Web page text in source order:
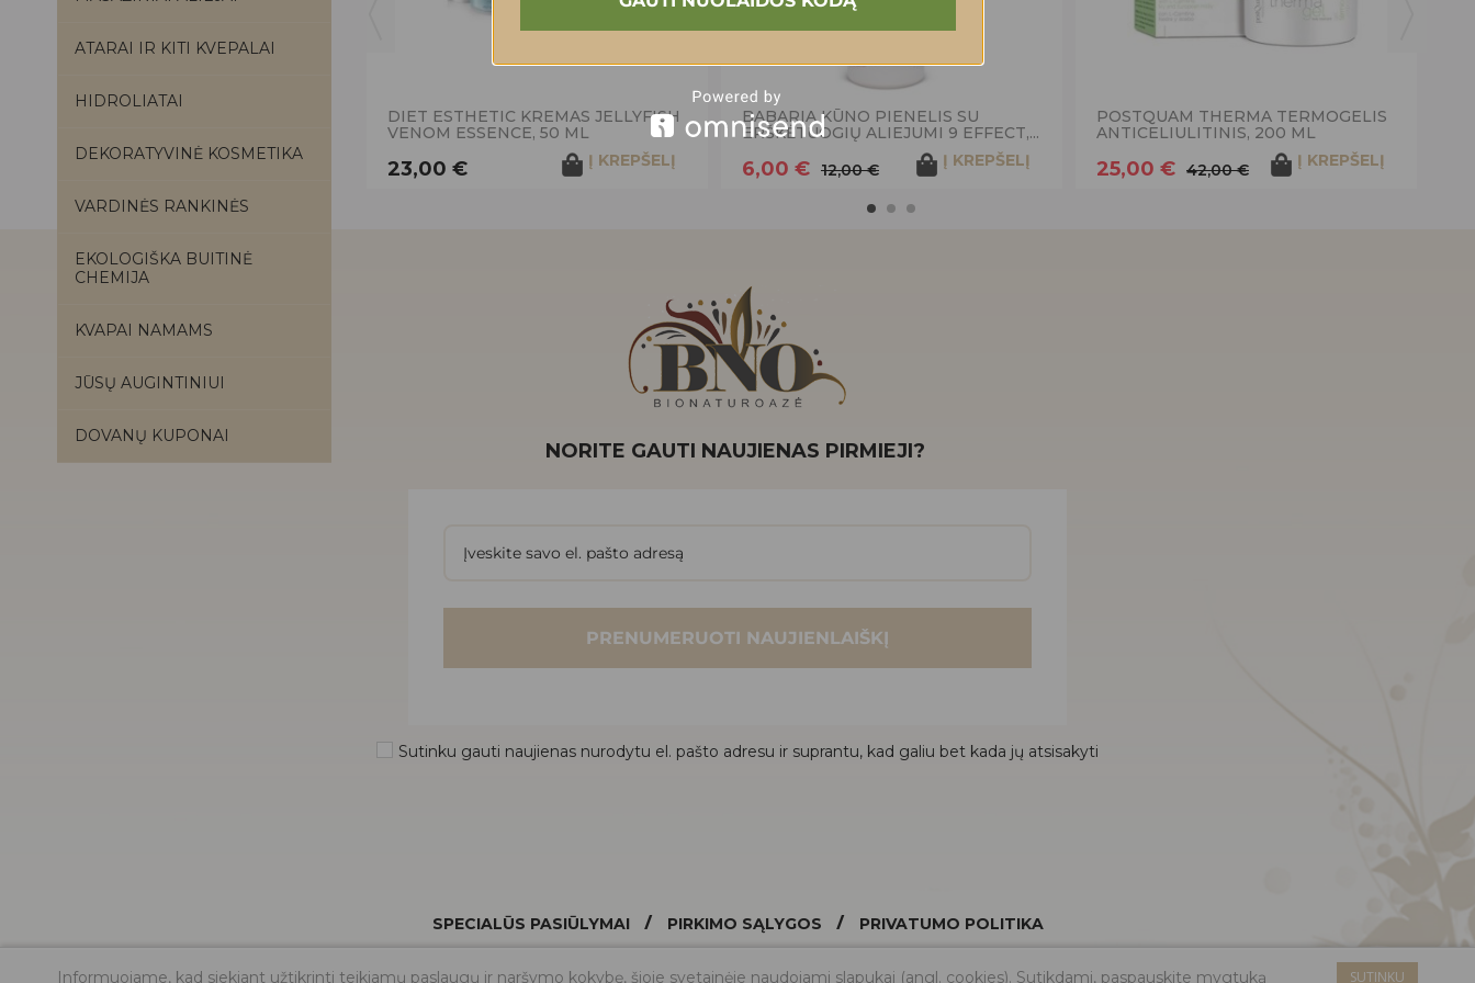
ATARAI IR KITI KVEPALAI
HIDROLIATAI
DEKORATYVINĖ KOSMETIKA
VARDINĖS RANKINĖS
EKOLOGIŠKA BUITINĖ
CHEMIJA
KVAPAI NAMAMS
JŪSŲ AUGINTINIUI
DOVANŲ KUPONAI
DIET ESTHETIC KREMAS JELLYFISH
VENOM ESSENCE, 50 ML
23,00 € Į KREPŠELĮ
BABARIA KŪNO PIENELIS SU
ERŠKĖTUOGIŲ ALIEJUMI 9 EFFECT,...
6,00 € 12,00 € Į KREPŠELĮ
POSTQUAM THERMA TERMOGELIS
ANTICELIULITINIS, 200 ML
25,00 € 42,00 € Į KREPŠELĮ
NORITE GAUTI NAUJIENAS PIRMIEJI?
PRENUMERUOTI NAUJIENLAIŠKĮ
Sutinku gauti naujienas nurodytu el. pašto adresu ir suprantu, kad galiu bet kada jų atsisakyti
SPECIALŪS PASIŪLYMAI / PIRKIMO SĄLYGOS / PRIVATUMO POLITIKA
SUTINKU
Informuojame, kad siekiant užtikrinti teikiamų paslaugų ir naršymo kokybę, šioje svetainėje naudojami slapukai (angl. cookies). Sutikdami, paspauskite mygtuką